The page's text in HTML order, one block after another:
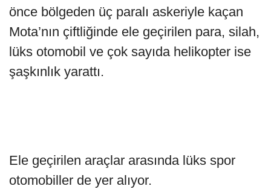
önce bölgeden üç paralı askeriyle kaçan
Mota’nın çiftliğinde ele geçirilen para, silah,
lüks otomobil ve çok sayıda helikopter ise
şaşkınlık yarattı.
Ele geçirilen araçlar arasında lüks spor
otomobiller de yer alıyor.